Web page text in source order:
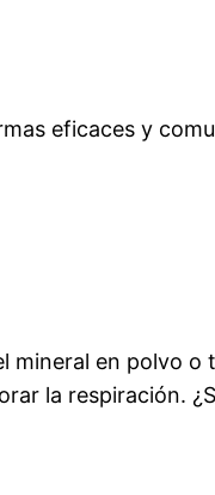
eficaces y
mineral en polvo o
la respiración.